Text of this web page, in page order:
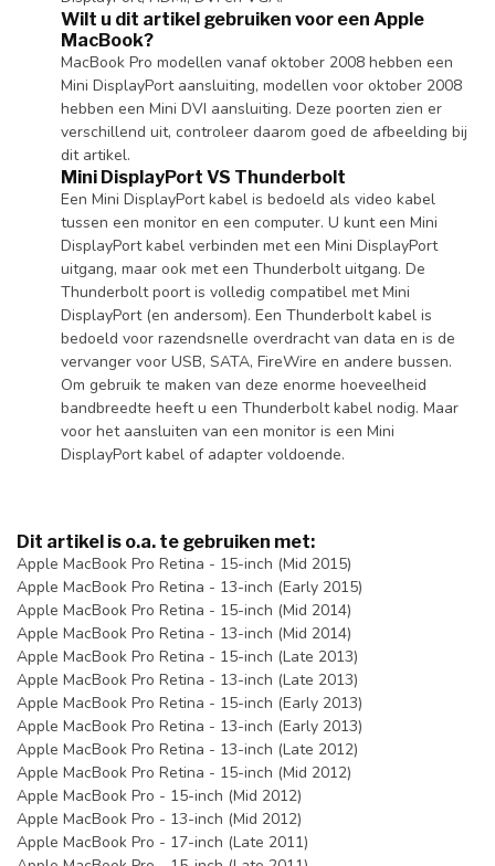
Wilt u dit artikel gebruiken voor een Apple
MacBook?
MacBook Pro modellen vanaf oktober 2008 hebben een
Mini DisplayPort aansluiting, modellen voor oktober 2008
hebben een Mini DVI aansluiting. Deze poorten zien er
verschillend uit, controleer daarom goed de afbeelding bij
dit artikel.
Mini DisplayPort VS Thunderbolt
Een Mini DisplayPort kabel is bedoeld als video kabel
tussen een monitor en een computer. U kunt een Mini
DisplayPort kabel verbinden met een Mini DisplayPort
uitgang, maar ook met een Thunderbolt uitgang. De
Thunderbolt poort is volledig compatibel met Mini
DisplayPort (en andersom). Een Thunderbolt kabel is
bedoeld voor razendsnelle overdracht van data en is de
vervanger voor USB, SATA, FireWire en andere bussen.
Om gebruik te maken van deze enorme hoeveelheid
bandbreedte heeft u een Thunderbolt kabel nodig. Maar
voor het aansluiten van een monitor is een Mini
DisplayPort kabel of adapter voldoende.
Dit artikel is o.a. te gebruiken met:
Apple MacBook Pro Retina - 15-inch (Mid 2015)
Apple MacBook Pro Retina - 13-inch (Early 2015)
Apple MacBook Pro Retina - 15-inch (Mid 2014)
Apple MacBook Pro Retina - 13-inch (Mid 2014)
Apple MacBook Pro Retina - 15-inch (Late 2013)
Apple MacBook Pro Retina - 13-inch (Late 2013)
Apple MacBook Pro Retina - 15-inch (Early 2013)
Apple MacBook Pro Retina - 13-inch (Early 2013)
Apple MacBook Pro Retina - 13-inch (Late 2012)
Apple MacBook Pro Retina - 15-inch (Mid 2012)
Apple MacBook Pro - 15-inch (Mid 2012)
Apple MacBook Pro - 13-inch (Mid 2012)
Apple MacBook Pro - 17-inch (Late 2011)